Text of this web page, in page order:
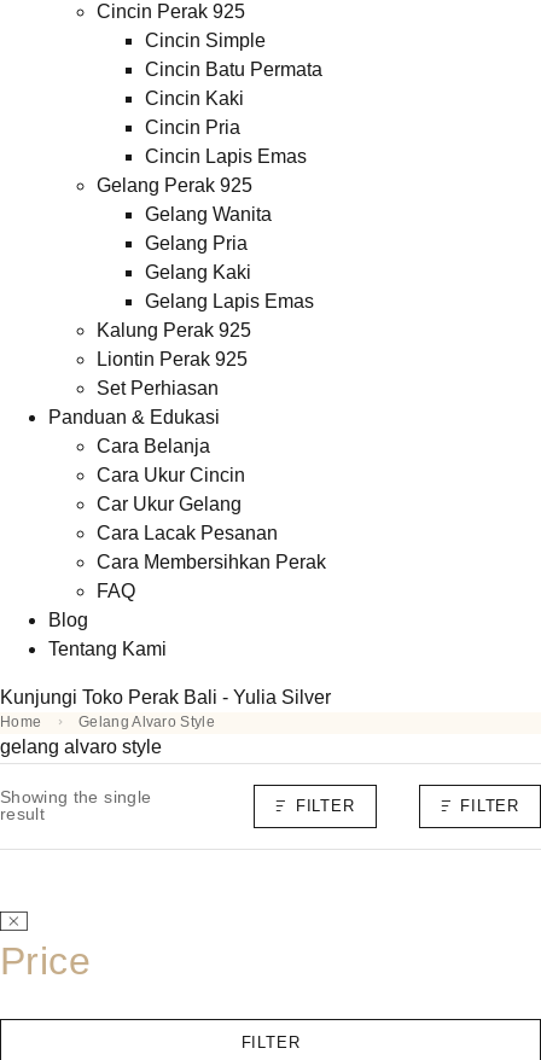
Cincin Perak 925
Cincin Simple
Cincin Batu Permata
Cincin Kaki
Cincin Pria
Cincin Lapis Emas
Gelang Perak 925
Gelang Wanita
Gelang Pria
Gelang Kaki
Gelang Lapis Emas
Kalung Perak 925
Liontin Perak 925
Set Perhiasan
Panduan & Edukasi
Cara Belanja
Cara Ukur Cincin
Car Ukur Gelang
Cara Lacak Pesanan
Cara Membersihkan Perak
FAQ
Blog
Tentang Kami
Kunjungi Toko Perak Bali - Yulia Silver
Home Gelang Alvaro Style
gelang alvaro style
Showing the single
result
FILTER FILTER
Price
FILTER